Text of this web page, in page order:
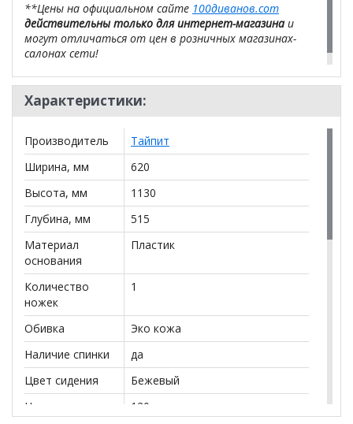
**Цены на официальном сайте 100диванов.com
действительны только для интернет-магазинаи
могут отличаться от цен в розничных магазинах-
салонах сети!
Характеристики:
Производитель
Тайпит
Ширина, мм
620
Высота, мм
1130
Глубина, мм
515
Материал
основания
Пластик
Количество
ножек
1
Обивка
Эко кожа
Наличие спинки
да
Цвет сидения
Бежевый
Нагрузка
120